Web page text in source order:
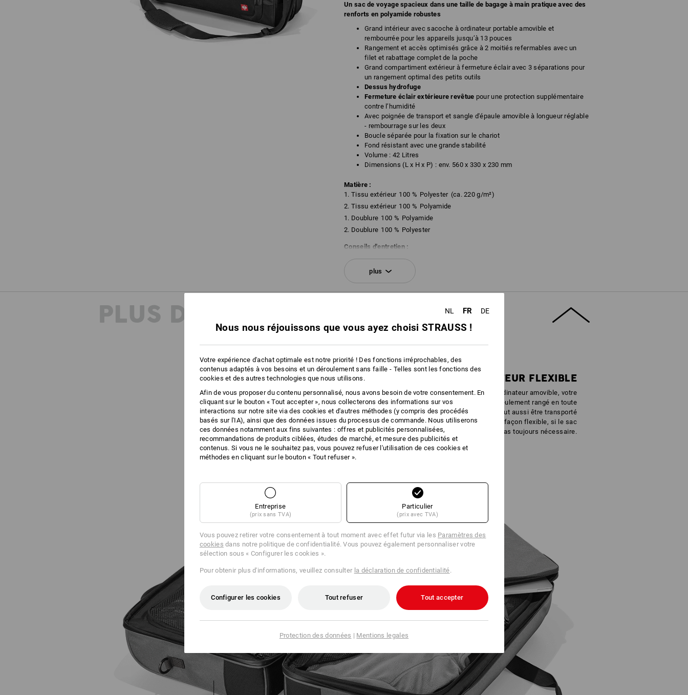
Un sac de voyage spacieux dans une taille de bagage à main pratique avec des
renforts en polyamide robustes
Grand intérieur avec sacoche à ordinateur portable amovible et
rembourrée pour les appareils jusqu’à 13 pouces
Rangement et accès optimisés grâce à 2 moitiés refermables avec un
filet et rabattage complet de la poche
Grand compartiment extérieur à fermeture éclair avec 3 séparations pour
un rangement optimal des petits outils
Dessus hydrofuge
Fermeture éclair extérieure revêtue pour une protection supplémentaire
contre l’humidité
Avec poignée de transport et sangle d'épaule amovible à longueur réglable
- rembourrage sur les deux
Boucle séparée pour la fixation sur le chariot
Fond résistant avec une grande stabilité
Volume : 42 Litres
Dimensions (L x H x P) : env. 560 x 330 x 230 mm
Matière :
1. Tissu extérieur 100 % Polyester (ca. 220 g/m²)
2. Tissu extérieur 100 % Polyamide
1. Doublure 100 % Polyamide
2. Doublure 100 % Polyester
Conseils d'entretien :
Ne pas laver
Ne pas sécher en machine
Ne pas nettoyer à sec
Personnalisation :
plus
PLUS D'INFORMATIONS
SACOCHE D'ORDINATEUR FLEXIBLE
Avec la sacoche d’ordinateur amovible, votre
appareil est non seulement rangé en toute
sécurité, mais il peut aussi être transporté
séparément de façon flexible, si le sac
entier n’est pas toujours nécessaire.
NL FR DE
Nous nous réjouissons que vous ayez choisi STRAUSS !
Votre expérience d'achat optimale est notre priorité ! Des fonctions irréprochables, des
contenus adaptés à vos besoins et un déroulement sans faille - Telles sont les fonctions des
cookies et des autres technologies que nous utilisons.
Afin de vous proposer du contenu personnalisé, nous avons besoin de votre consentement. En
cliquant sur le bouton « Tout accepter », nous collecterons des informations sur vos
interactions sur notre site via des cookies et d'autres méthodes (y compris des procédés
basés sur l'IA), ainsi que des données issues du processus de commande. Nous utiliserons
ces données notamment aux fins suivantes : offres et publicités personnalisées,
recommandations de produits ciblées, études de marché, et mesure des publicités et
contenus. Si vous ne le souhaitez pas, vous pouvez refuser l'utilisation de ces cookies et
méthodes en cliquant sur le bouton « Tout refuser ».
Entreprise
(prix sans TVA)
Particulier
(prix avec TVA)
Vous pouvez retirer votre consentement à tout moment avec effet futur via les Paramètres des
cookies dans notre politique de confidentialité. Vous pouvez également personnaliser votre
sélection sous « Configurer les cookies ».
Pour obtenir plus d'informations, veuillez consulter la déclaration de confidentialité.
Configurer les cookies Tout refuser Tout accepter
Protection des données | Mentions legales